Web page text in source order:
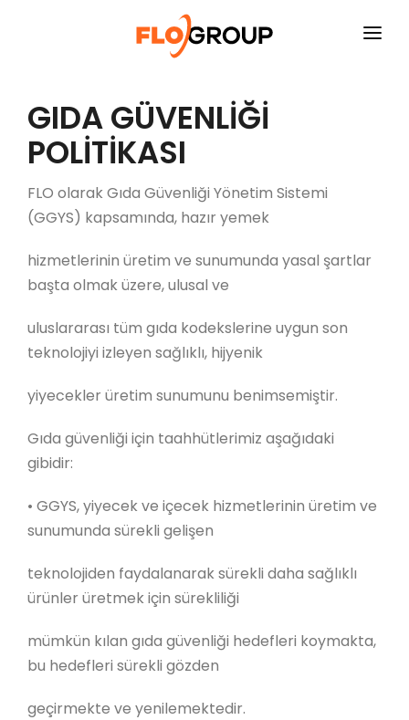
KURUMSAL
YATIRIMCI İLIŞKILERI
SÜRDÜRÜLEBILIRLIK
İNSAN KAYNAKLARI
BASIN ODASI
İLETIŞIM
GIDA GÜVENLİĞİ
POLİTİKASI
FLO olarak Gıda Güvenliği Yönetim Sistemi
(GGYS) kapsamında, hazır yemek
hizmetlerinin üretim ve sunumunda yasal şartlar
başta olmak üzere, ulusal ve
uluslararası tüm gıda kodekslerine uygun son
teknolojiyi izleyen sağlıklı, hijyenik
yiyecekler üretim sunumunu benimsemiştir.
Gıda güvenliği için taahhütlerimiz aşağıdaki
gibidir:
• GGYS, yiyecek ve içecek hizmetlerinin üretim ve
sunumunda sürekli gelişen
teknolojiden faydalanarak sürekli daha sağlıklı
ürünler üretmek için sürekliliği
mümkün kılan gıda güvenliği hedefleri koymakta,
bu hedefleri sürekli gözden
geçirmekte ve yenilemektedir.